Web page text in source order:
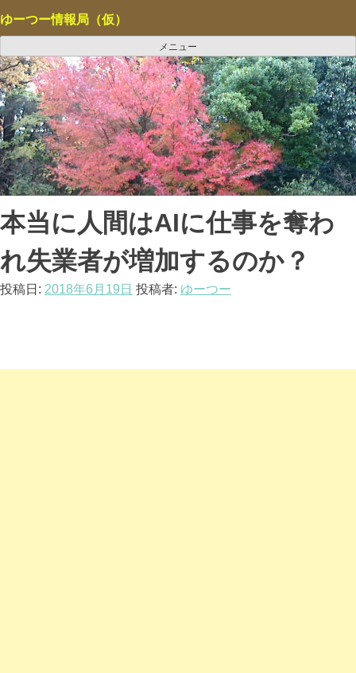
ン
ン
ツ
へ
ス
キ
ッ
プ
ゆーつー情報局（仮）
メニュー
本当に人間はAIに仕事を奪わ
れ失業者が増加するのか？
投稿日: 2018年6月19日 投稿者: ゆーつー